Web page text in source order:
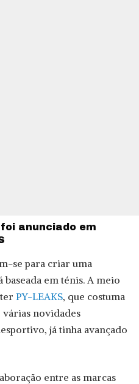
anunciado em
se para criar uma
baseada em ténis. A meio
PY-LEAKS, que costuma
novidades
já tinha avançado
entre as marcas